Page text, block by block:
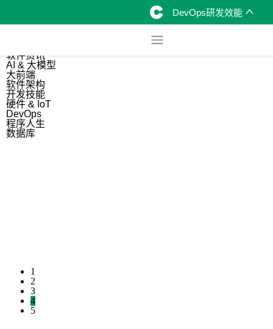
DevOps研发效能
软件资讯
AI & 大模型
大前端
软件架构
开发技能
硬件 & IoT
DevOps
程序人生
数据库
1
2
3
4
5